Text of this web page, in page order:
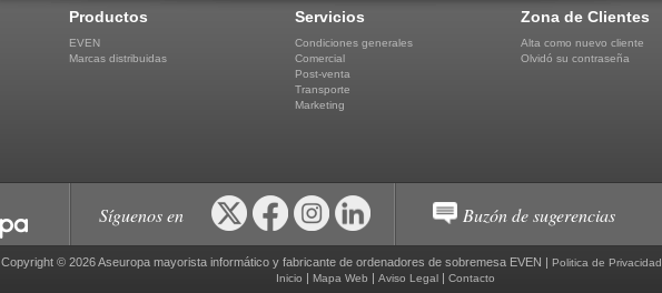
Productos
EVEN
Marcas distribuidas
Servicios
Condiciones generales
Comercial
Post-venta
Transporte
Marketing
Zona de Clientes
Alta como nuevo cliente
Olvidó su contraseña
Síguenos en Buzón de sugerencias
Copyright © 2026 Aseuropa mayorista informático y fabricante de ordenadores de sobremesa EVEN | Politica de Privacidad
Inicio | Mapa Web | Aviso Legal| Contacto